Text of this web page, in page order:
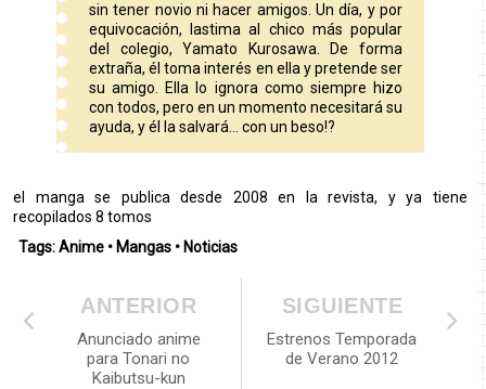
sin tener novio ni hacer amigos. Un día, y por
equivocación, lastima al chico más popular
del colegio, Yamato Kurosawa. De forma
extraña, él toma interés en ella y pretende ser
su amigo. Ella lo ignora como siempre hizo
con todos, pero en un momento necesitará su
ayuda, y él la salvará… con un beso!?
el manga se publica desde 2008 en la revista, y ya tiene
recopilados 8 tomos
Tags:Anime • Mangas • Noticias
SIGUIENTE
Estrenos Temporada
de Verano 2012
ANTERIOR
Anunciado anime
para Tonari no
Kaibutsu-kun